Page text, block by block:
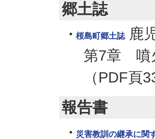
郷土誌
桜島町郷土誌
鹿
第7章 噴
（PDF頁
報告書
災害教訓の継承に